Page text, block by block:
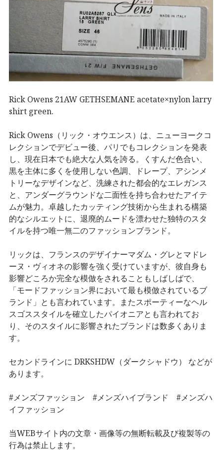
Rick Owens 21AW GETHSEMANE acetate×nylon larry
shirt green.
Rick Owens（リック・オウエンス）は、ニューヨークコ
レクションでデビュー後、パリでもコレクションを発表
し、現在日本でも絶大な人気を誇る。くすんだ色合い、
黒を主体に多くを使用しない色調、ドレープ、アシンメ
トリーなデザインなど、洗練された都会的なエレガンス
と、アンダーグラウンドな二面性を持ち合わせたアイテ
ムが魅力。卓越したカッティング技術から生まれる構築
的なシルエットに、退廃的ムードを漂わせた独特のスタ
イルを持つ唯一無二のファッションブランド。
リックは、フランスのデザイナーマダム・グレとマドレ
ーヌ・ヴィオネの影響を強く受けていますが、彼自身も
影響どころか完全な模倣をされることもしばしばで、
「モードファッション界において最も模倣されているブ
ランド」とも言われています。またスポーティーなヘル
スゴススタイルを確立したパイオニアとも言われてお
り、そのスタイルに影響されたブランドは数多くありま
す。
セカンドラインに DRKSHDW（ダークシャドウ） などが
あります。
#メンズファッション #メンズハイブランド #メンズハ
イファッション
当WEBサイト内の文章・画像等の無断転載及び複製等の
行為は禁止します。